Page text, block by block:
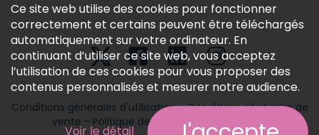
Conditions générales d'utilisation-Conditions générales de
vente - Politique des données personnelles
Ce site web utilise des cookies pour fonctionner
correctement et certains peuvent être téléchargés
automatiquement sur votre ordinateur. En
continuant d’utiliser ce site web, vous acceptez
l’utilisation de ces cookies pour vous proposer des
contenus personnalisés et mesurer notre audience.
Voir le détail